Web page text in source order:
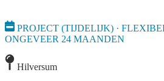
PROJECT (TIJDELIJK) ·
ONGEVEER 24 MAANDEN
Hilversum